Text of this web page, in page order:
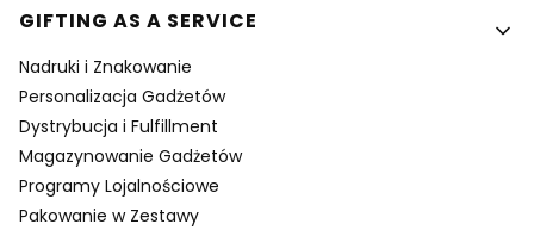
GIFTING AS A SERVICE
Nadruki i Znakowanie
Personalizacja Gadżetów
Dystrybucja i Fulfillment
Magazynowanie Gadżetów
Programy Lojalnościowe
Pakowanie w Zestawy